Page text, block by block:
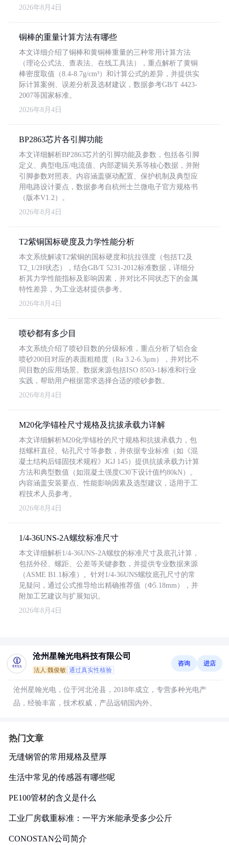
2026年8月4日
铜棒的重量计算方法有哪些
本文详细介绍了铜棒和黄铜棒重量的三种常用计算方法
（理论公式法、查表法、在线工具法），重点解析了黄铜
棒密度取值（8.4-8.7g/cm³）和计算公式的差异，并提供实
际计算案例、误差分析及选材建议，数据参考GB/T 4423-
2007等国家标准。
2026年8月4日
BP2863芯片各引脚功能
本文详细解析BP2863芯片的引脚功能及参数，包括各引脚
定义、典型电压/电流值、内部逻辑关系等核心数据，并附
引脚参数对照表。内容涵盖驱动配置、保护机制及典型应
用电路设计要点，数据参考自杭州士兰微电子官方规格书
（版本V1.2）。
2026年8月4日
T2紫铜国标硬度及力学性能分析
本文系统解读T2紫铜的国标硬度和抗拉强度（包括T2及
T2_1/2H状态），结合GB/T 5231-2012标准数据，详细分
析其力学性能指标及影响因素，并对比不同状态下的金属
特性差异，为工业选材提供参考。
2026年8月4日
喷砂都有多少目
本文系统介绍了喷砂目数的分级标准，重点分析了铝合金
喷砂200目对应的表面粗糙度（Ra 3.2-6.3μm），并对比不
同目数的应用场景。数据来源包括ISO 8503-1标准和行业
实践，帮助用户根据需求选择合适的喷砂参数。
2026年8月4日
M20化学锚栓尺寸规格及抗拔承载力详解
本文详细解析M20化学锚栓的尺寸规格和抗拔承载力，包
括螺杆直径、钻孔尺寸等参数，并依据专业标准（如《混
凝土结构后锚固技术规程》JGJ 145）提供抗拔承载力计算
方法和典型数值（如混凝土强度C30下设计值约80kN）。
内容涵盖安装要点、性能影响因素及选型建议，适用于工
程技术人员参考。
2026年8月4日
1/4-36UNS-2A螺纹标准尺寸
本文详细解析1/4-36UNS-2A螺纹的标准尺寸及底孔计算，
包括外径、螺距、公差等关键参数，并提供专业数据来源
（ASME B1.1标准）。针对1/4-36UNS螺纹底孔尺寸的常
见疑问，通过公式推导给出精确推荐值（Φ5.18mm），并
附加工艺建议与扩展知识。
2026年8月4日
沧州星翰光电科技有限公司
法人:魏俊敏 通过真实性核验
咨询 进店
沧州星翰光电，位于河北沧县，2018年成立，专营多种光电产
品，经验丰富，技术权威，产品远销国内外。
热门文章
无缝钢管的常用规格及壁厚
生活中常见的传感器有哪些呢
PE100管材的含义是什么
工业厂房载重标准：一平方米能承受多少公斤
CONOSTAN公司简介